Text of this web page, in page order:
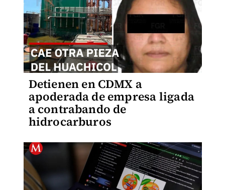
Detienen en CDMX a
apoderada de empresa ligada
a contrabando de
hidrocarburos